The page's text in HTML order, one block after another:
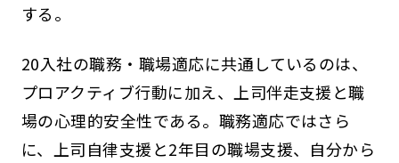
する。
20入社の職務・職場適応に共通しているのは、
プロアクティブ行動に加え、上司伴走支援と職
場の心理的安全性である。職務適応ではさら
に、上司自律支援と2年目の職場支援、自分から